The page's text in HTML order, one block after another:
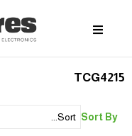
TCG4215
Sort By